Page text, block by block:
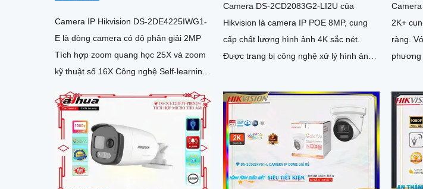
Camera IP Hikvision DS-2DE4225IWG1-
E là dòng camera có độ phân giải 2MP
Tích hợp zoom quang học 25X và zoom
kỹ thuật số 16X Công nghệ Self-learning
AcuSense hỗ trợ nhận diện người và
phương tiện, chụp tối đa 5 khuôn mặt
đồng thời
Camera DS-2CD2083G2-LI2U của
Hikvision là camera IP POE 8MP, cung
cấp chất lượng hình ảnh 4K sắc nét.
Được trang bị công nghệ xử lý hình ảnh
chuẩn IP67
2K+
ràng. Với khả năng phân biệt người và
phương